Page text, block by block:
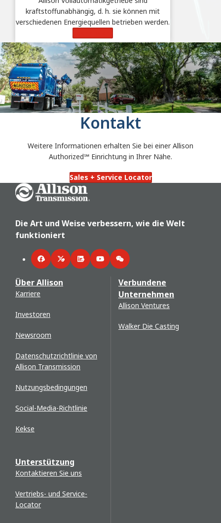
kraftstoffunabhängig, d. h. sie können mit
verschiedenen Energiequellen betrieben werden.
Kontakt
Weitere Informationen erhalten Sie bei einer Allison
Authorized℠ Einrichtung in Ihrer Nähe.
Sales + Service Locator
Go Home
Die Art und Weise verbessern, wie die Welt
funktioniert
FacebookTwitterLinkedInYouTubeWeChat
Über Allison
Karriere
Investoren
Newsroom
Datenschutzrichtlinie von
Allison Transmission
Nutzungsbedingungen
Social-Media-Richtlinie
Kekse
Unterstützung
Kontaktieren Sie uns
Vertriebs- und Service-
Locator
Verbundene
Unternehmen
Allison Ventures
Walker Die Casting